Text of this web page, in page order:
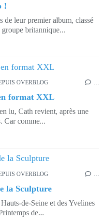
!
de leur premier album, classé
groupe britannique...
OVERBLOG …
format XXL
lu, Cath revient, après une
Car comme...
OVERBLOG
la Sculpture
de-Seine et des Yvelines
de...